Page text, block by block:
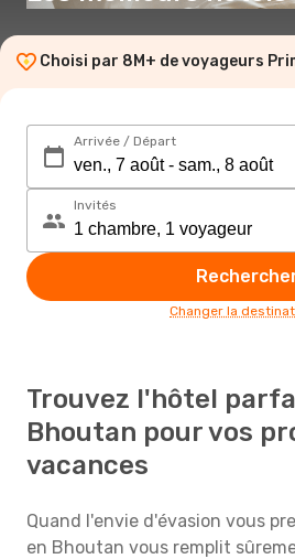
Choisi par 8M+ de voyageurs
Arrivée / Départ
Invités
Changer la
Trouvez l'hôtel
Bhoutan pour vos
vacances
Quand l'envie d'évasion vous
en Bhoutan vous remplit